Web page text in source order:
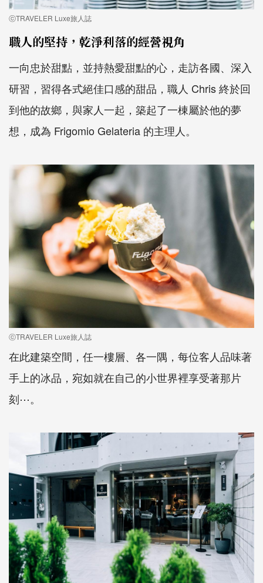
ⓒTRAVELER Luxe旅人誌
職人的堅持，乾淨利落的經營視角
一向忠於甜點，並持熱愛甜點的心，走訪各國、深入
研習，習得各式絕佳口感的甜品，職人 Chris 終於回
到他的故鄉，與家人一起，築起了一棟屬於他的夢
想，成為 Frigomio Gelateria 的主理人。
ⓒTRAVELER Luxe旅人誌
在此建築空間，任一樓層、各一隅，每位客人品味著
手上的冰品，宛如就在自己的小世界裡享受著那片
刻⋯。